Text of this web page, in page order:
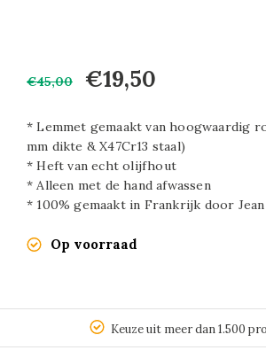
€45,00 €19,50
* Lemmet gemaakt van hoogwaardig
mm dikte & X47Cr13 staal)
* Heft van echt olijfhout
* Alleen met de hand afwassen
* 100% gemaakt in Frankrijk door
Op voorraad
Keuze uit meer dan 1.500